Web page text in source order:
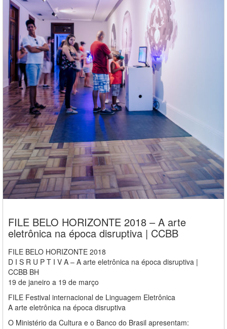
FILE BELO HORIZONTE 2018 – A arte
eletrônica na época disruptiva | CCBB
FILE BELO HORIZONTE 2018
D I S R U P T I V A – A arte eletrônica na época disruptiva |
CCBB BH
19 de janeiro a 19 de março
FILE Festival internacional de Linguagem Eletrônica
A arte eletrônica na época disruptiva
O Ministério da Cultura e o Banco do Brasil apresentam: